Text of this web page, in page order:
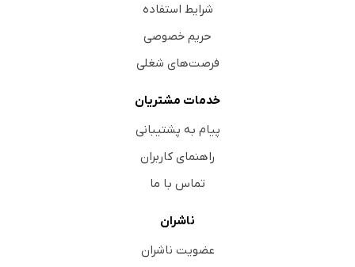
شرایط استفاده
حریم خصوصی
فرصت‌های شغلی
خدمات مشتریان
پیام به پشتیبانی
راهنمای کاربران
تماس با ما
ناشران
عضویت ناشران